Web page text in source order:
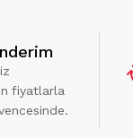
fiyatlarla